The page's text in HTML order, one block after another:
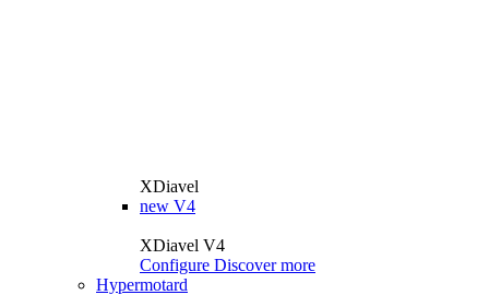
XDiavel
new V4
XDiavel V4
Configure Discover more
Hypermotard